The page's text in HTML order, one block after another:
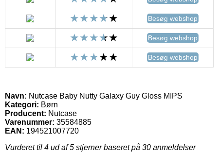
Besøg webshop
Besøg webshop
Besøg webshop
Navn: Nutcase Baby Nutty Galaxy Guy Gloss MIPS
Kategori: Børn
Producent: Nutcase
Varenummer: 35584885
EAN: 194521007720
Vurderet til 4 ud af 5 stjerner baseret på 30 anmeldelser